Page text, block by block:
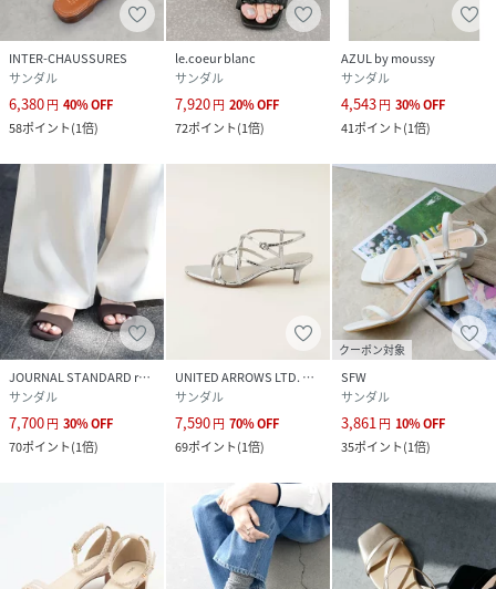
INTER-CHAUSSURES
サンダル
6,380円 40%OFF
58ポイント(1倍)
le.coeur blanc
サンダル
7,920円 20%OFF
72ポイント(1倍)
AZUL by moussy
サンダル
4,543円 30%OFF
41ポイント(1倍)
JOURNAL STANDARD relume
サンダル
7,700円 30%OFF
70ポイント(1倍)
UNITED ARROWS LTD. OUTLET
サンダル
7,590円 70%OFF
69ポイント(1倍)
クーポン対象
SFW
サンダル
3,861円 10%OFF
35ポイント(1倍)